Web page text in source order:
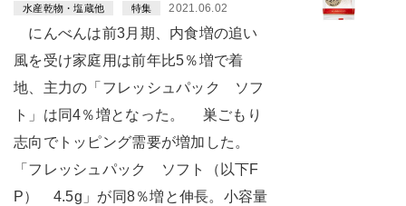
水産乾物・塩蔵他 特集 2021.06.02
にんべんは前3月期、内食増の追い
風を受け家庭用は前年比5％増で着
地、主力の「フレッシュパック ソフ
ト」は同4％増となった。 巣ごもり
志向でトッピング需要が増加した。
「フレッシュパック ソフト（以下F
P） 4.5g」が同8％増と伸長。小容量